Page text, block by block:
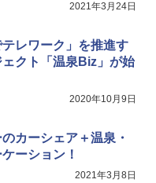
2021年3月24日
テレワーク」を推進す
クト「温泉Biz」が始
2020年10月9日
カーシェア＋温泉・
ーション！
2021年3月8日